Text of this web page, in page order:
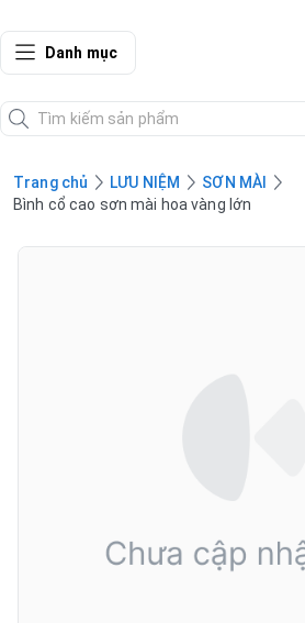
Danh mục
Trang chủ LƯU NIỆM
SƠN MÀI
Bình cổ cao sơn mài hoa vàng lớn